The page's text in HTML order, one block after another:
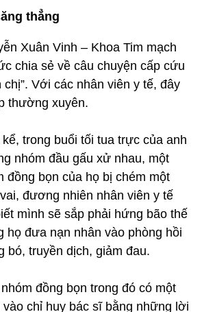
thẳng
Xuân Vinh – Khoa Tim mạch
chia sẻ về câu chuyện cấp cứu
chị”. Với các nhân viên y tế, đây
thường xuyên.
trong buổi tối tua trực của anh
nhóm đầu gấu xử nhau, một
đồng bọn của họ bị chém một
đương nhiên nhân viên y tế
mình sẽ sắp phải hứng bão thế
họ đưa nạn nhân vào phòng hồi
bó, truyền dịch, giảm đau.
đồng bọn trong đó có một
chỉ huy bác sĩ bằng những lời